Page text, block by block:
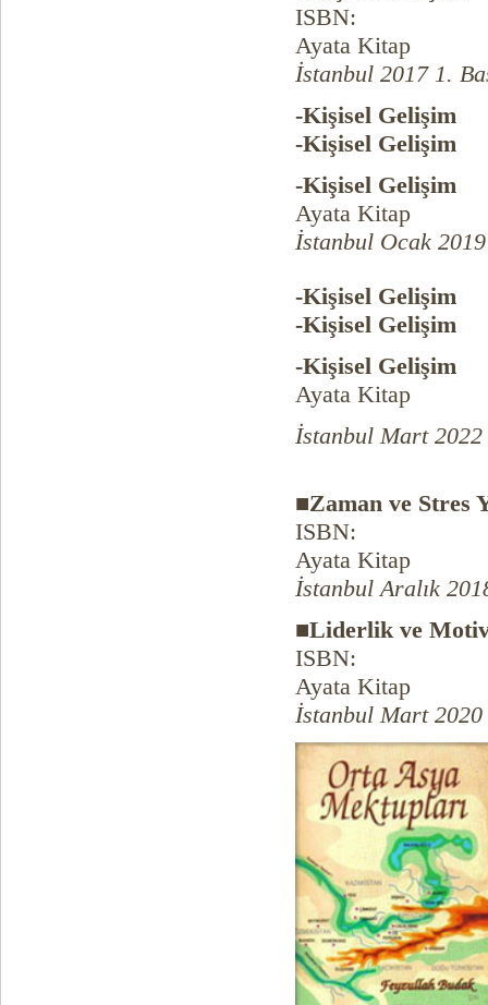
ISBN:
Ayata Kitap
İstanbul 2017 1.
-Kişisel Gelişim
-Kişisel Gelişim
-Kişisel Gelişim
Ayata Kitap
İstanbul Ocak
-Kişisel Gelişim
-Kişisel Gelişim
-Kişisel Gelişim
Ayata Kitap
İstanbul Mart 2022
■Zaman ve Stres
ISBN:
Ayata Kitap
İstanbul Aralık
■Liderlik ve
ISBN:
Ayata Kitap
İstanbul Mart 2020